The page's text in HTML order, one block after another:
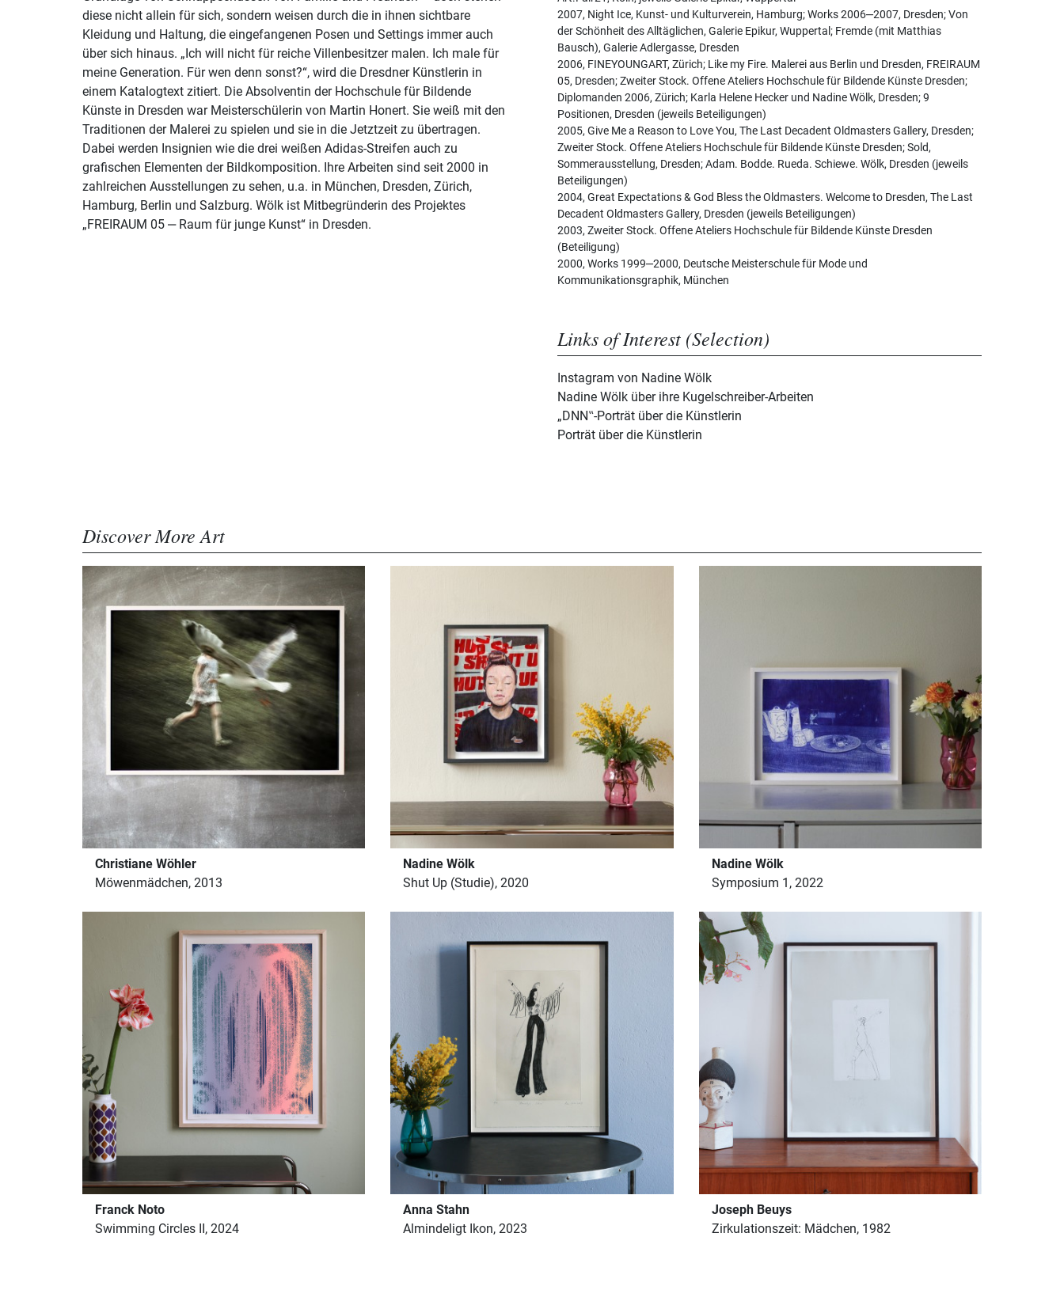
diese nicht allein für sich, sondern weisen durch die in ihnen sichtbare
Kleidung und Haltung, die eingefangenen Posen und Settings immer auch
über sich hinaus. „Ich will nicht für reiche Villenbesitzer malen. Ich male für
meine Generation. Für wen denn sonst?“, wird die Dresdner Künstlerin in
einem Katalogtext zitiert. Die Absolventin der Hochschule für Bildende
Künste in Dresden war Meisterschülerin von Martin Honert. Sie weiß mit den
Traditionen der Malerei zu spielen und sie in die Jetztzeit zu übertragen.
Dabei werden Insignien wie die drei weißen Adidas-Streifen auch zu
grafischen Elementen der Bildkomposition. Ihre Arbeiten sind seit 2000 in
zahlreichen Ausstellungen zu sehen, u.a. in München, Dresden, Zürich,
Hamburg, Berlin und Salzburg. Wölk ist Mitbegründerin des Projektes
„FREIRAUM 05 ‒ Raum für junge Kunst“ in Dresden.
2007, Night Ice, Kunst- und Kulturverein, Hamburg; Works 2006‒2007, Dresden; Von
der Schönheit des Alltäglichen, Galerie Epikur, Wuppertal; Fremde (mit Matthias
Bausch), Galerie Adlergasse, Dresden
2006, FINEYOUNGART, Zürich; Like my Fire. Malerei aus Berlin und Dresden, FREIRAUM
05, Dresden; Zweiter Stock. Offene Ateliers Hochschule für Bildende Künste Dresden;
Diplomanden 2006, Zürich; Karla Helene Hecker und Nadine Wölk, Dresden; 9
Positionen, Dresden (jeweils Beteiligungen)
2005, Give Me a Reason to Love You, The Last Decadent Oldmasters Gallery, Dresden;
Zweiter Stock. Offene Ateliers Hochschule für Bildende Künste Dresden; Sold,
Sommerausstellung, Dresden; Adam. Bodde. Rueda. Schiewe. Wölk, Dresden (jeweils
Beteiligungen)
2004, Great Expectations & God Bless the Oldmasters. Welcome to Dresden, The Last
Decadent Oldmasters Gallery, Dresden (jeweils Beteiligungen)
2003, Zweiter Stock. Offene Ateliers Hochschule für Bildende Künste Dresden
(Beteiligung)
2000, Works 1999‒2000, Deutsche Meisterschule für Mode und
Kommunikationsgraphik, München
Links of Interest (Selection)
Instagram von Nadine Wölk
Nadine Wölk über ihre Kugelschreiber-Arbeiten
„DNN‟-Porträt über die Künstlerin
Porträt über die Künstlerin
Discover More Art
Christiane Wöhler
Möwenmädchen, 2013
Nadine Wölk
Shut Up (Studie), 2020
Nadine Wölk
Symposium 1, 2022
Franck Noto
Swimming Circles II, 2024
Anna Stahn
Almindeligt Ikon, 2023
Joseph Beuys
Zirkulationszeit: Mädchen, 1982